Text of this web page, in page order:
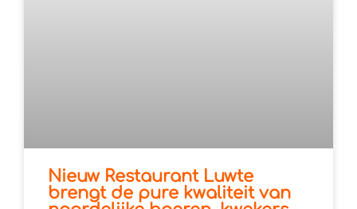
Nieuw Restaurant Luwte
brengt de pure kwaliteit van